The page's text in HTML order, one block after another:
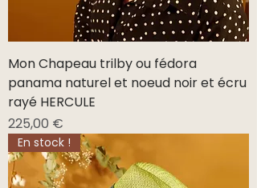
Mon Chapeau trilby ou fédora
panama naturel et noeud noir et écru
rayé HERCULE
Prix
225,00 €
En stock !